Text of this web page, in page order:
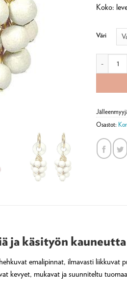
Koko:
Väri
Osastot:
ja käsityön kauneutta
emalipinnat, ilmavasti
kevyet, mukavat ja suunniteltu